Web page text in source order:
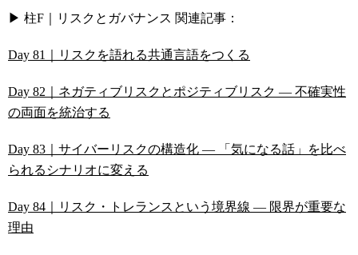
▶ 柱F｜リスクとガバナンス 関連記事：
Day 81｜リスクを語れる共通言語をつくる
Day 82｜ネガティブリスクとポジティブリスク ― 不確実性
の両面を統治する
Day 83｜サイバーリスクの構造化 ― 「気になる話」を比べ
られるシナリオに変える
Day 84｜リスク・トレランスという境界線 ― 限界が重要な
理由